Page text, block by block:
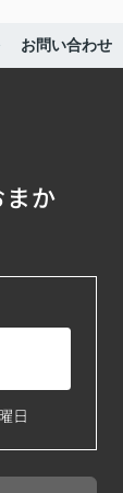
お問い合わせ
か
日